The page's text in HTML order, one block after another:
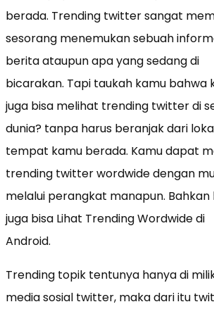
berada. Trending twitter sangat
sesorang menemukan sebuah
berita ataupun apa yang sedang di
bicarakan. Tapi taukah kamu bahwa
juga bisa melihat trending twitter di
dunia? tanpa harus beranjak dari
tempat kamu berada. Kamu dapat
trending twitter wordwide dengan
melalui perangkat manapun. Bahkan
juga bisa Lihat Trending Wordwide di
Android.
Trending topik tentunya hanya di
media sosial twitter, maka dari itu